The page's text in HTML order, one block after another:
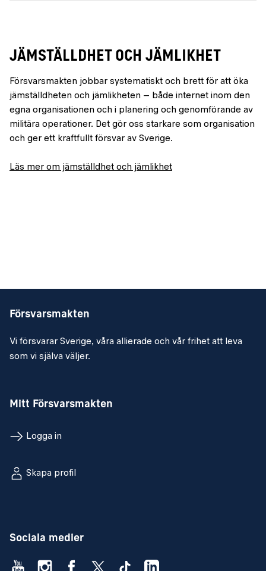
JÄMSTÄLLDHET OCH JÄMLIKHET
Försvarsmakten jobbar systematiskt och brett för att öka
jämställdheten och jämlikheten – både internet inom den
egna organisationen och i planering och genomförande av
militära operationer. Det gör oss starkare som organisation
och ger ett kraftfullt försvar av Sverige.
Läs mer om jämställdhet och jämlikhet
Försvarsmakten
Vi försvarar Sverige, våra allierade och vår frihet att leva
som vi själva väljer.
Mitt Försvarsmakten
Logga in
Skapa profil
Sociala medier